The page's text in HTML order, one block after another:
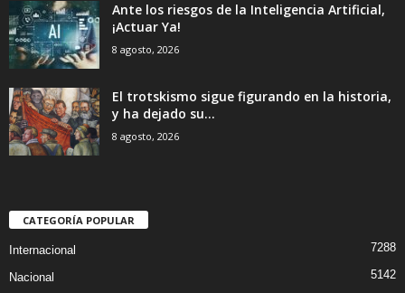
Ante los riesgos de la Inteligencia Artificial,
¡Actuar Ya!
8 agosto, 2026
El trotskismo sigue figurando en la historia,
y ha dejado su...
8 agosto, 2026
CATEGORÍA POPULAR
Internacional 7288
Nacional 5142